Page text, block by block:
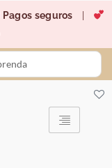
Pagos seguros